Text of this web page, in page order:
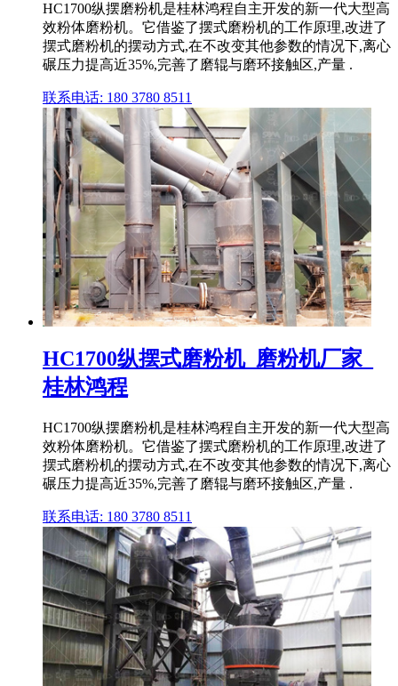
HC1700纵摆磨粉机是桂林鸿程自主开发的新一代大型高
效粉体磨粉机。它借鉴了摆式磨粉机的工作原理,改进了
摆式磨粉机的摆动方式,在不改变其他参数的情况下,离心
碾压力提高近35%,完善了磨辊与磨环接触区,产量 .
联系电话: 180 3780 8511
HC1700纵摆式磨粉机_磨粉机厂家_
桂林鸿程
HC1700纵摆磨粉机是桂林鸿程自主开发的新一代大型高
效粉体磨粉机。它借鉴了摆式磨粉机的工作原理,改进了
摆式磨粉机的摆动方式,在不改变其他参数的情况下,离心
碾压力提高近35%,完善了磨辊与磨环接触区,产量 .
联系电话: 180 3780 8511